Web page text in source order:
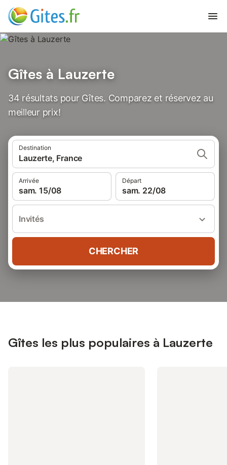
Gîtes à Lauzerte
34 résultats pour Gîtes. Comparez et réservez au
meilleur prix!
Destination
Lauzerte, France
Arrivée
sam. 15/08
Départ
sam. 22/08
Invités
CHERCHER
Gîtes les plus populaires à Lauzerte